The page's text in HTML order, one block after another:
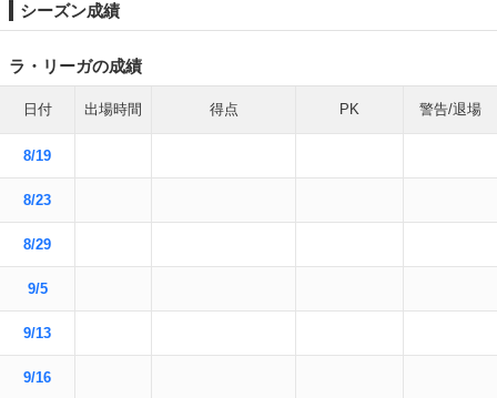
シーズン成績
ラ・リーガの成績
日付 出場時間 得点 PK 警告/退場
8/19
8/23
8/29
9/5
9/13
9/16